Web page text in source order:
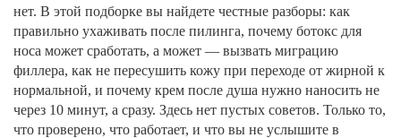
нет. В этой подборке вы найдете честные разборы: как
правильно ухаживать после пилинга, почему ботокс для
носа может сработать, а может — вызвать миграцию
филлера, как не пересушить кожу при переходе от жирной к
нормальной, и почему крем после душа нужно наносить не
через 10 минут, а сразу. Здесь нет пустых советов. Только то,
что проверено, что работает, и что вы не услышите в